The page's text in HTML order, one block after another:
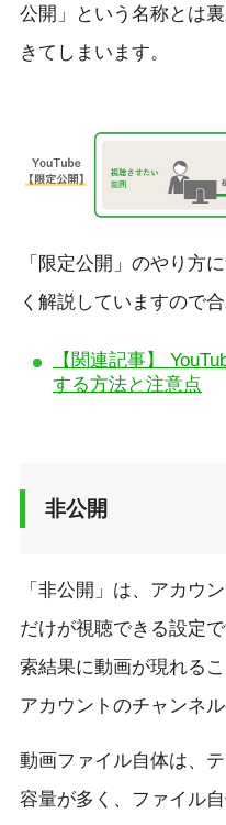
公開」という名称とは
きてしまいます。
「限定公開」のやり方
く解説していますので
【関連記事】
する方法と注意点
非公開
「非公開」は、アカウ
だけが視聴できる設定
索結果に動画が現れる
アカウントのチャンネ
動画ファイル自体は、
容量が多く、ファイル